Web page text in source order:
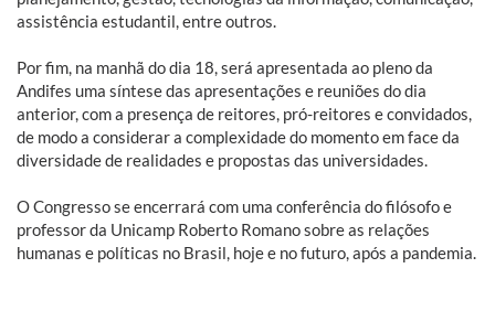
assistência estudantil, entre outros.
Por fim, na manhã do dia 18, será apresentada ao pleno da
Andifes uma síntese das apresentações e reuniões do dia
anterior, com a presença de reitores, pró-reitores e convidados,
de modo a considerar a complexidade do momento em face da
diversidade de realidades e propostas das universidades.
O Congresso se encerrará com uma conferência do filósofo e
professor da Unicamp Roberto Romano sobre as relações
humanas e políticas no Brasil, hoje e no futuro, após a pandemia.